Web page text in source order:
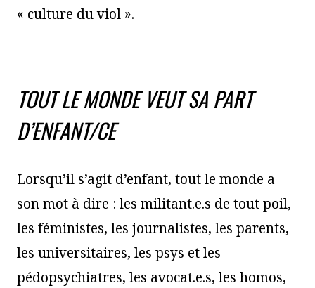
« culture du viol ».
TOUT LE MONDE VEUT SA PART
D’ENFANT/CE
Lorsqu’il s’agit d’enfant, tout le monde a
son mot à dire : les militant.e.s de tout poil,
les féministes, les journalistes, les parents,
les universitaires, les psys et les
pédopsychiatres, les avocat.e.s, les homos,